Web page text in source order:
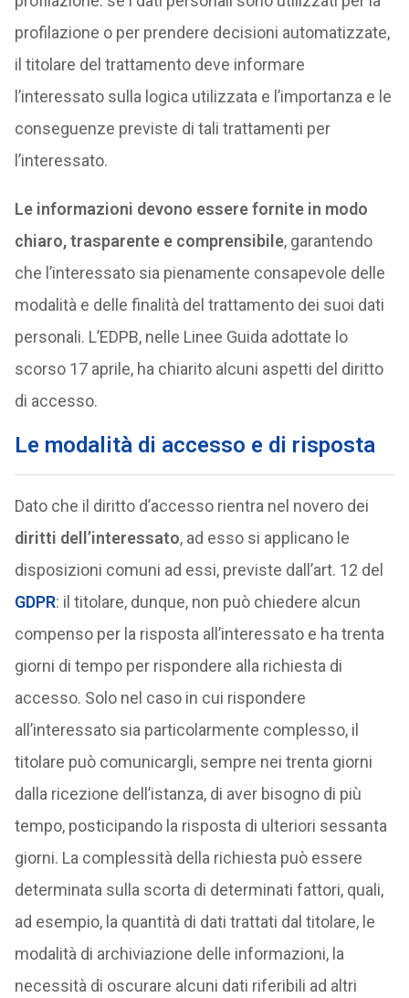
profilazione o per prendere decisioni automatizzate,
il titolare del trattamento deve informare
l’interessato sulla logica utilizzata e l’importanza e le
conseguenze previste di tali trattamenti per
l’interessato.
Le informazioni devono essere fornite in modo
chiaro, trasparente e comprensibile, garantendo
che l’interessato sia pienamente consapevole delle
modalità e delle finalità del trattamento dei suoi dati
personali. L’EDPB, nelle Linee Guida adottate lo
scorso 17 aprile, ha chiarito alcuni aspetti del diritto
di accesso.
Le modalità di accesso e di risposta
Dato che il diritto d’accesso rientra nel novero dei
diritti dell’interessato, ad esso si applicano le
disposizioni comuni ad essi, previste dall’art. 12 del
GDPR: il titolare, dunque, non può chiedere alcun
compenso per la risposta all’interessato e ha trenta
giorni di tempo per rispondere alla richiesta di
accesso. Solo nel caso in cui rispondere
all’interessato sia particolarmente complesso, il
titolare può comunicargli, sempre nei trenta giorni
dalla ricezione dell’istanza, di aver bisogno di più
tempo, posticipando la risposta di ulteriori sessanta
giorni. La complessità della richiesta può essere
determinata sulla scorta di determinati fattori, quali,
ad esempio, la quantità di dati trattati dal titolare, le
modalità di archiviazione delle informazioni, la
necessità di oscurare alcuni dati riferibili ad altri